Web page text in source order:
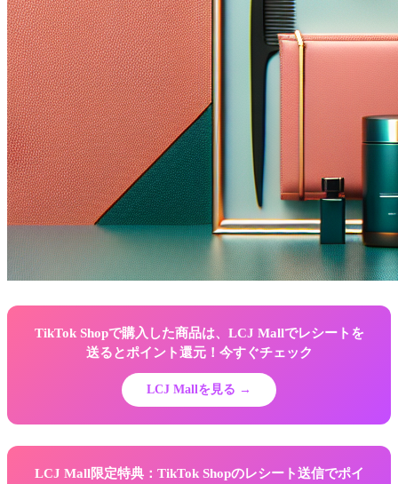
TikTok Shopで購入した商品は、LCJ Mallでレシートを
送るとポイント還元！今すぐチェック
LCJ Mallを見る →
LCJ Mall限定特典：TikTok Shopのレシート送信でポイ